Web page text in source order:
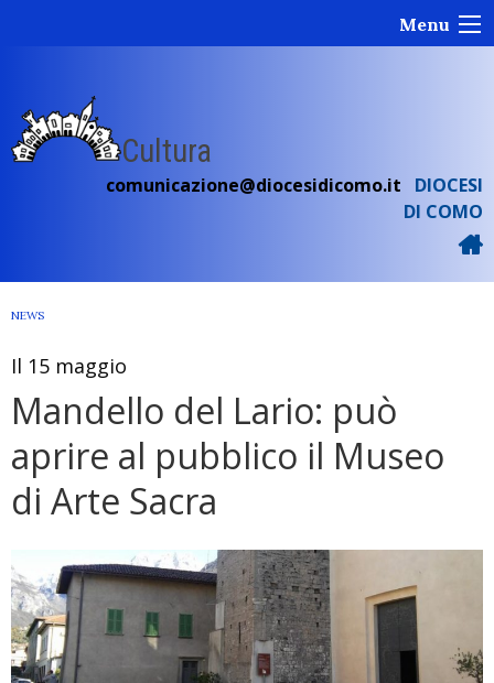
Menu
Cultura
comunicazione@diocesidicomo.it
DIOCESI
DI COMO
NEWS
Il 15 maggio
Mandello del Lario: può
aprire al pubblico il Museo
di Arte Sacra